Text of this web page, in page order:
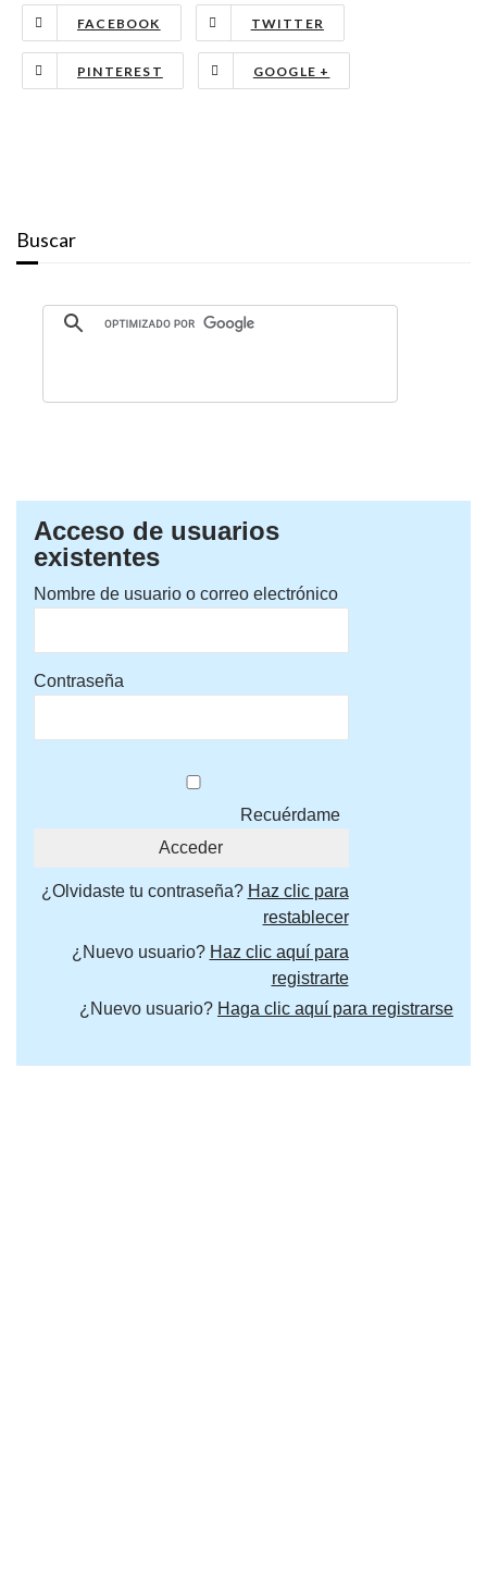
FACEBOOK TWITTER
PINTEREST GOOGLE +
Buscar
Acceso de usuarios
existentes
Nombre de usuario o correo electrónico
Contraseña
Recuérdame
¿Olvidaste tu contraseña? Haz clic para
restablecer
¿Nuevo usuario? Haz clic aquí para
registrarte
¿Nuevo usuario? Haga clic aquí para registrarse